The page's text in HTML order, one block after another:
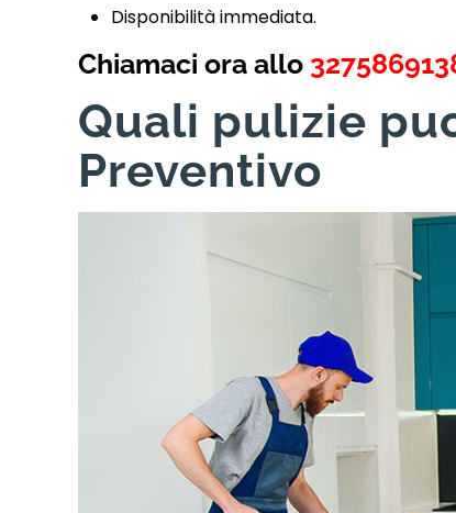
Disponibilità immediata.
Chiamaci ora allo
Quali pulizie
Preventivo